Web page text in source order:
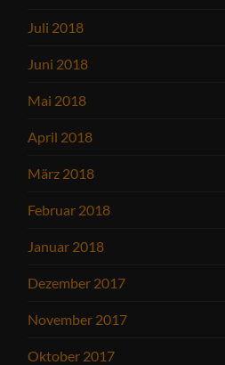
Juli 2018
Juni 2018
Mai 2018
April 2018
März 2018
Februar 2018
Januar 2018
Dezember 2017
November 2017
Oktober 2017